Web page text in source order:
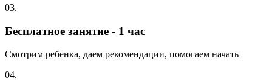
03.
Бесплатное занятие - 1 час
Смотрим ребенка, даем рекомендации, помогаем начать
04.